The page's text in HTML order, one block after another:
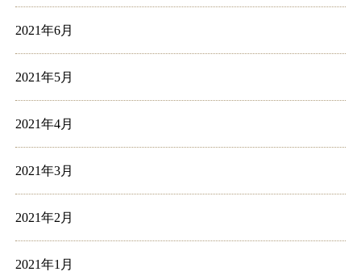
2021年6月
2021年5月
2021年4月
2021年3月
2021年2月
2021年1月